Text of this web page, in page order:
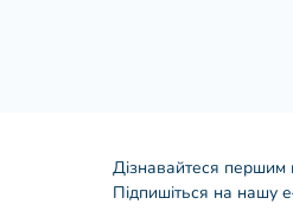
Дізнавайтеся першим
Підпишіться на нашу